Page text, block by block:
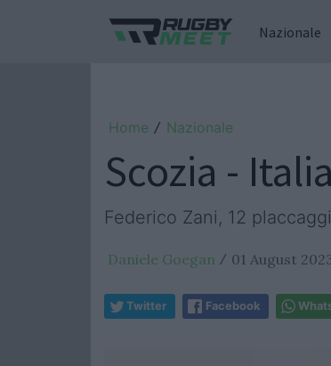
Nazionale
Home / Nazionale
Scozia -
Federico Zani, 12
Daniele Goegan / 01 August
Twitter Facebook